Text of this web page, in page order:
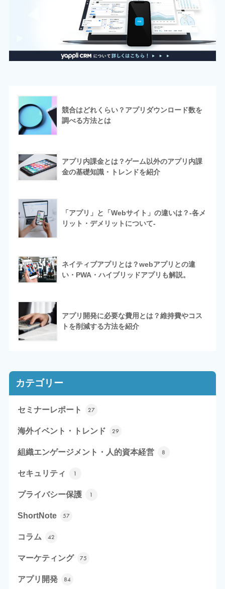
競合はどれくらい？アプリダウンロード数を
調べる方法とは
アプリ内課金とは？ゲーム以外のアプリ内課
金の基礎知識・トレンドを紹介
「アプリ」と「Webサイト」の違いは？-各メ
リット・デメリットについて-
ネイティブアプリとは？webアプリとの違
い・PWA・ハイブリッドアプリも解説。
アプリ開発に必要な費用とは？維持費やコス
トを削減する方法を紹介
カテゴリー
セミナーレポート 27
海外イベント・トレンド 29
組織エンゲージメント・人的資本経営 8
セキュリティ 1
プライバシー保護 1
ShortNote 57
コラム 42
マーケティング 75
アプリ開発 84